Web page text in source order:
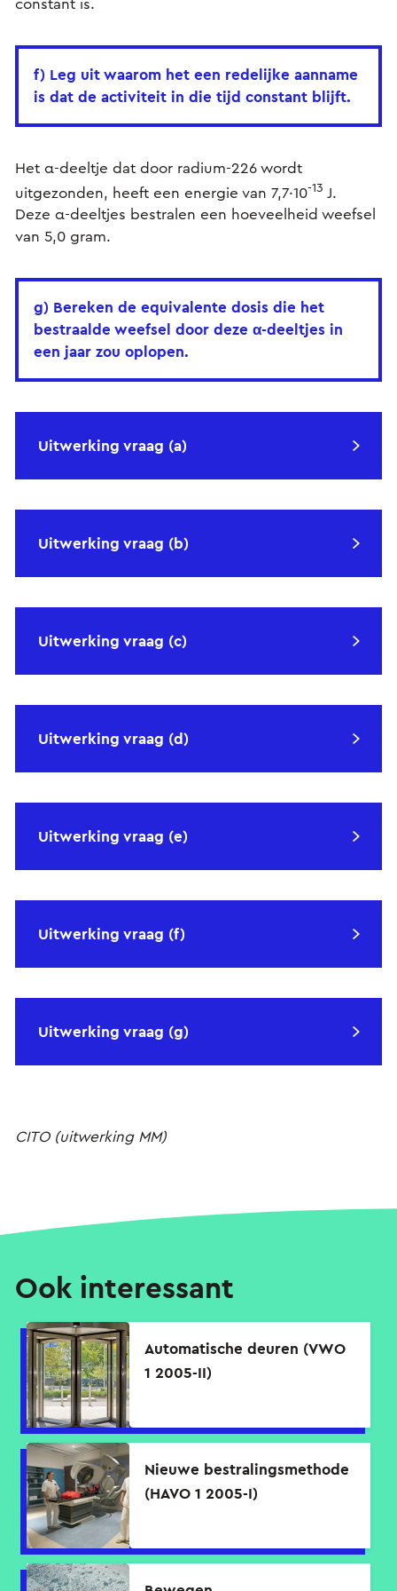
constant is.
f) Leg uit waarom het een redelijke aanname
is dat de activiteit in die tijd constant blijft.
Het α-deeltje dat door radium-226 wordt
uitgezonden, heeft een energie van 7,7·10-13 J.
Deze α-deeltjes bestralen een hoeveelheid weefsel
van 5,0 gram.
g) Bereken de equivalente dosis die het
bestraalde weefsel door deze α-deeltjes in
een jaar zou oplopen.
Uitwerking vraag (a)
Uitwerking vraag (b)
Uitwerking vraag (c)
Uitwerking vraag (d)
Uitwerking vraag (e)
Uitwerking vraag (f)
Uitwerking vraag (g)
CITO (uitwerking MM)
Ook interessant
Automatische deuren (VWO
1 2005-II)
Nieuwe bestralingsmethode
(HAVO 1 2005-I)